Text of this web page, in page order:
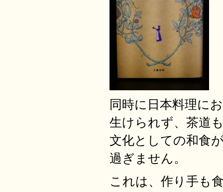
同時に日本料理に
生けられず、茶道
文化としての和食
過ぎません。
これは、作り手も